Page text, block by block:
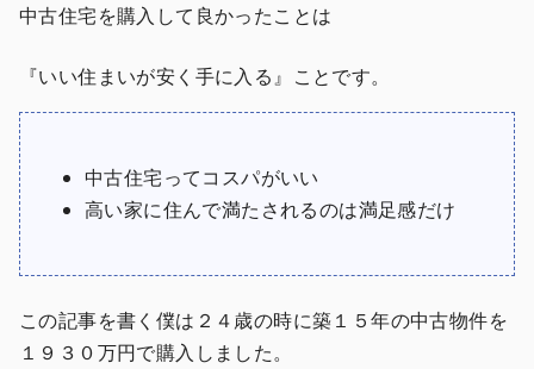
中古住宅を購入して良かったことは
『いい住まいが安く手に入る』ことです。
中古住宅ってコスパがいい
高い家に住んで満たされるのは満足感だけ
この記事を書く僕は２４歳の時に築１５年の中古物件を
１９３０万円で購入しました。